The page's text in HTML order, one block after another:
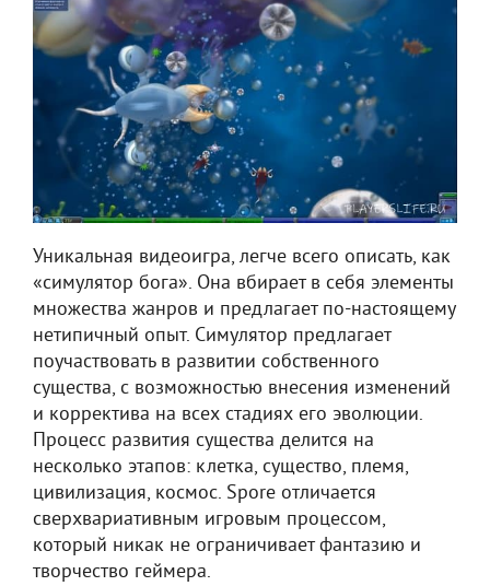
Уникальная видеоигра, легче всего описать, как
«симулятор бога». Она вбирает в себя элементы
множества жанров и предлагает по-настоящему
нетипичный опыт. Симулятор предлагает
поучаствовать в развитии собственного
существа, с возможностью внесения изменений
и корректива на всех стадиях его эволюции.
Процесс развития существа делится на
несколько этапов: клетка, существо, племя,
цивилизация, космос. Spore отличается
сверхвариативным игровым процессом,
который никак не ограничивает фантазию и
творчество геймера.